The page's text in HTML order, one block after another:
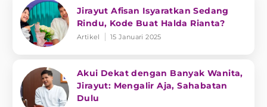
Jirayut Afisan Isyaratkan Sedang
Rindu, Kode Buat Halda Rianta?
Artikel 15 Januari 2025
Akui Dekat dengan Banyak Wanita,
Jirayut: Mengalir Aja, Sahabatan
Dulu